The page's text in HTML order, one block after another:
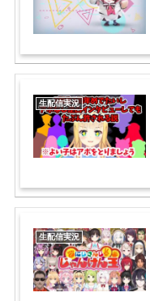
生配信実況
生配信実況